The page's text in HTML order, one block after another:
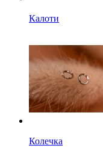
Калоти
Колечка